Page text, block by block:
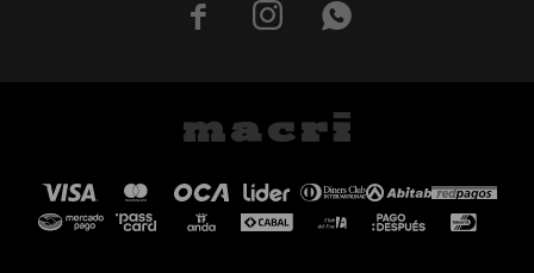
  